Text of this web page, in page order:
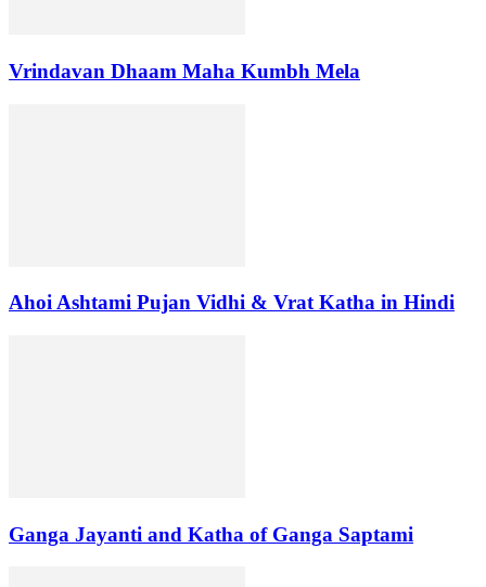
Vrindavan Dhaam Maha Kumbh Mela
Ahoi Ashtami Pujan Vidhi & Vrat Katha in Hindi
Ganga Jayanti and Katha of Ganga Saptami